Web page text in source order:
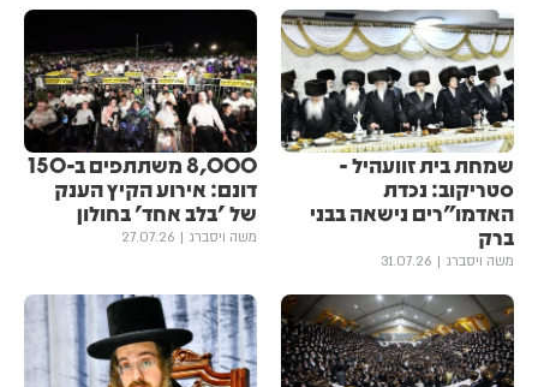
שמחת בית זוועהיל -
סטריקוב: נכדת
האדמו"רים נישאה בבני
ברק
משה ויסברג 31.07.26
8,000 משתתפים ב-150
דונם: אירוע הקיץ הענק
של 'בלב אחד' בחולון
משה ויסברג 27.07.26